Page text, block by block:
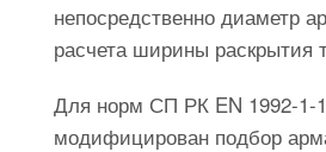
непосредственно диаметр
расчета ширины раскрытия
Для норм СП РК EN 1992-1-
модифицирован подбор